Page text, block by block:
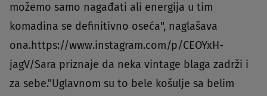
možemo samo nagađati ali energija u tim
komadina se definitivno oseća", naglašava
ona.https://www.instagram.com/p/CEOYxH-
jagV/Sara priznaje da neka vintage blaga zadrži i
za sebe."Uglavnom su to bele košulje sa belim